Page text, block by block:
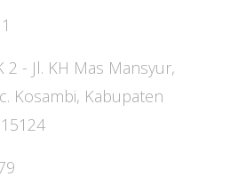
- Jl. KH Mas Mansyur,
Kosambi, Kabupaten